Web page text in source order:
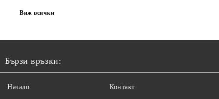
Виж всички
Бързи връзки:
Начало Контакт